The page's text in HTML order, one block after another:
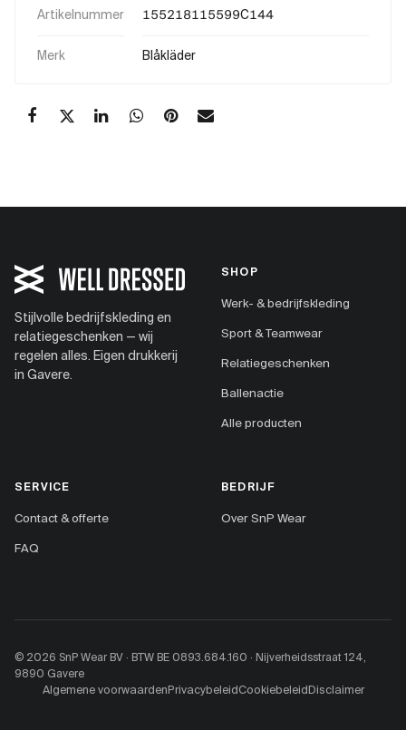
Artikelnummer 155218115599C144
Merk Blåkläder
Stijlvolle bedrijfskleding en
relatiegeschenken — wij
regelen alles. Eigen drukkerij
in Gavere.
SHOP
Werk- & bedrijfskleding
Sport & Teamwear
Relatiegeschenken
Ballenactie
Alle producten
SERVICE
Contact & offerte
FAQ
BEDRIJF
Over SnP Wear
© 2026 SnP Wear BV · BTW BE 0893.684.160 · Nijverheidsstraat 124,
9890 Gavere
Algemene voorwaardenPrivacybeleidCookiebeleidDisclaimer